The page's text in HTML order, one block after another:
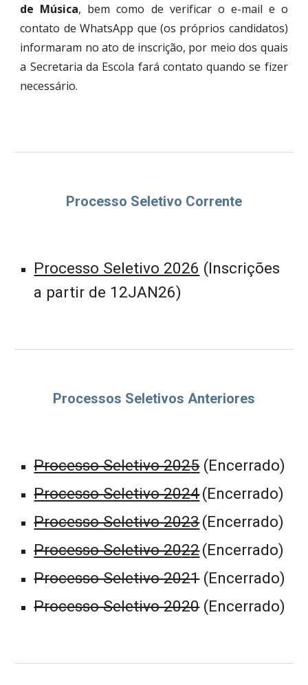
de Música, bem como de verificar o e-mail e o
contato de WhatsApp que (os próprios candidatos)
informaram no ato de inscrição, por meio dos quais
a Secretaria da Escola fará contato quando se fizer
necessário.
Processo Seletivo Corrente
Processo Seletivo 2026 (Inscrições
a partir de 12JAN26)
Processos Seletivos Anteriores
Processo Seletivo 2025 (Encerrado)
Processo Seletivo 2024(Encerrado)
Processo Seletivo 2023(Encerrado)
Processo Seletivo 2022(Encerrado)
Processo Seletivo 2021(Encerrado)
Processo Seletivo 2020(Encerrado)